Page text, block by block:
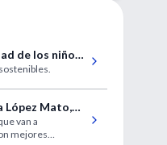
de los niños
UU es como la
López Mato,
van a
mejores